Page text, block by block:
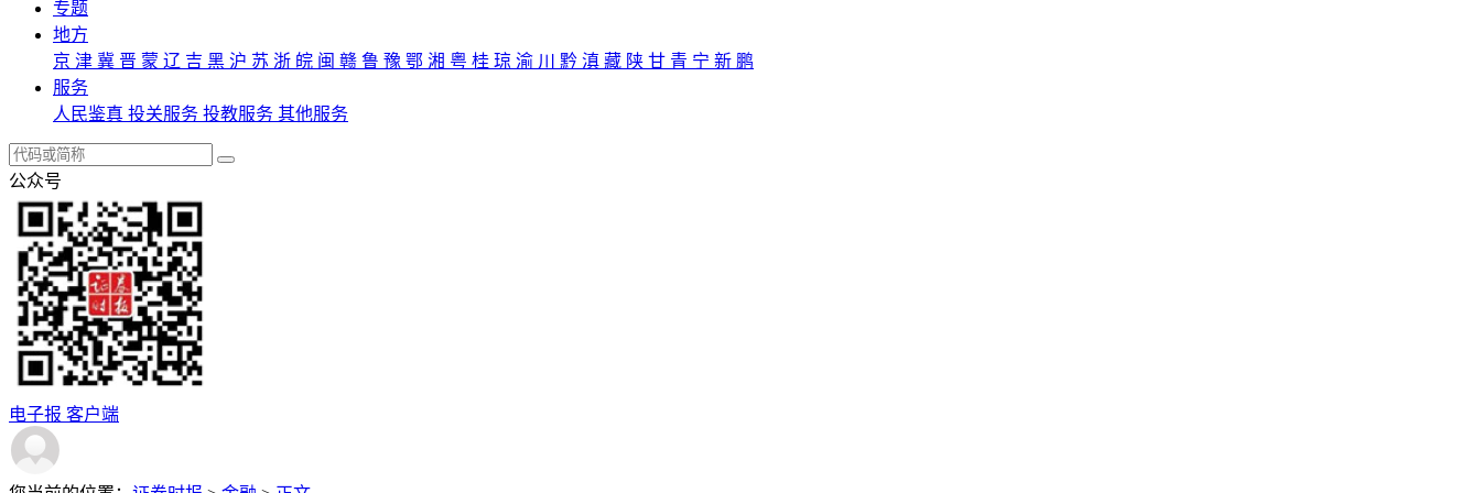
专题
地方
京 津 冀 晋 蒙 辽 吉 黑 沪 苏 浙 皖 闽 赣 鲁 豫 鄂 湘 粤 桂 琼 渝 川 黔 滇 藏 陕 甘 青 宁 新 鹏
服务
人民鉴真 投关服务 投教服务 其他服务
公众号
电子报 客户端